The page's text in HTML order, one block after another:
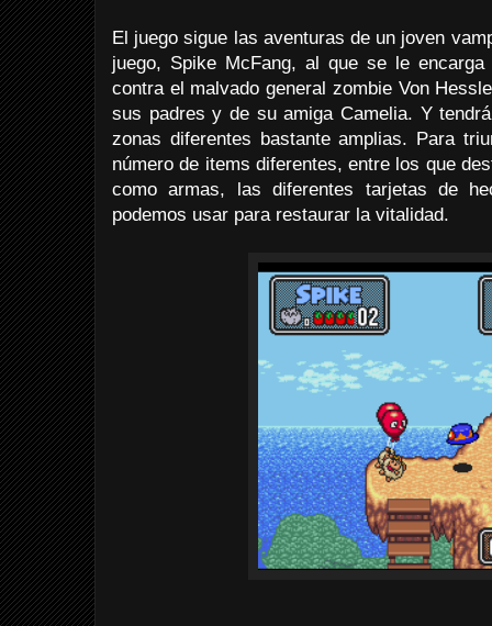
El juego sigue las aventuras de un joven
juego, Spike McFang, al que se le
contra el malvado general zombie Von
sus padres y de su amiga Camelia. Y
zonas diferentes bastante amplias. Para
número de items diferentes, entre los que
como armas, las diferentes tarjetas de
podemos usar para restaurar la vitalidad.